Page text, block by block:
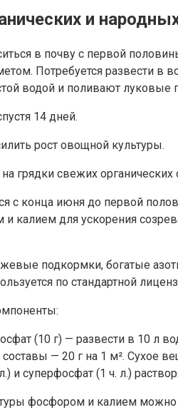
и
в почву с первой
Потребуется развести в
водой и поливают луковые
14 дней.
рост овощной культуры.
грядки свежих
с конца июня до первой
калием для ускорения
подкормки, богатые
по стандартной
(10 г) — развести в 10 л
— 20 г на 1 м². Сухое
и суперфосфат (1 ч. л.)
фосфором и калием можно